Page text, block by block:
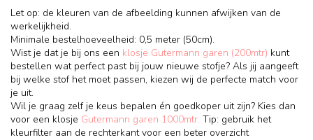
Let op: de kleuren van de afbeelding kunnen afwijken van de
werkelijkheid.
Minimale bestelhoeveelheid: 0,5 meter (50cm).
Wist je dat je bij ons een klosje Gutermann garen (200mtr) kunt
bestellen wat perfect past bij jouw nieuwe stofje? Als jij aangeeft
bij welke stof het moet passen, kiezen wij de perfecte match voor
je uit.
Wil je graag zelf je keus bepalen én goedkoper uit zijn? Kies dan
voor een klosje Gutermann garen 1000mtr. Tip: gebruik het
kleurfilter aan de rechterkant voor een beter overzicht